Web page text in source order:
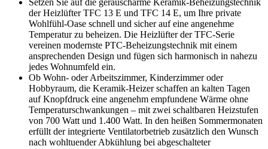
Setzen Sie auf die geräuscharme Keramik-Beheizungstechnik
der Heizlüfter TFC 13 E und TFC 14 E, um Ihre private
Wohlfühl-Oase schnell und sicher auf eine angenehme
Temperatur zu beheizen. Die Heizlüfter der TFC-Serie
vereinen modernste PTC-Beheizungstechnik mit einem
ansprechenden Design und fügen sich harmonisch in nahezu
jedes Wohnumfeld ein.
Ob Wohn- oder Arbeitszimmer, Kinderzimmer oder
Hobbyraum, die Keramik-Heizer schaffen an kalten Tagen
auf Knopfdruck eine angenehm empfundene Wärme ohne
Temperatur­schwan­kungen – mit zwei schaltbaren Heizstufen
von 700 Watt und 1.400 Watt. In den heißen Sommer­monaten
erfüllt der integrierte Ventilatorbetrieb zusätzlich den Wunsch
nach wohltuender Abkühlung bei abgeschalteter